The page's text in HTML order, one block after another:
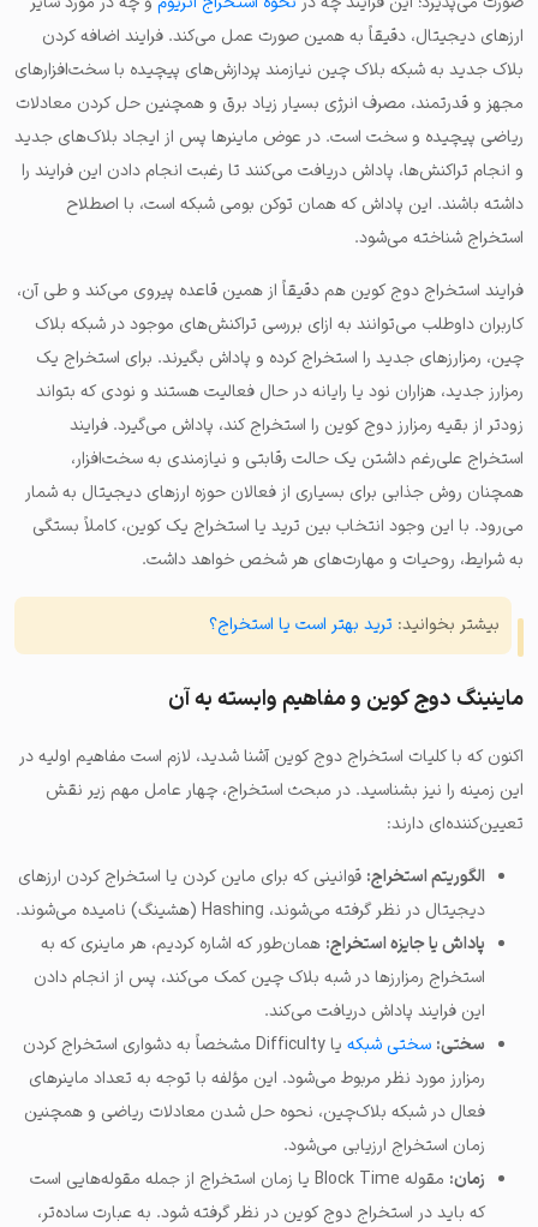
ارزهای دیجیتال، دقیقاً به همین صورت عمل می‌کند. فرایند اضافه کردن
بلاک جدید به شبکه بلاک چین نیازمند پردازش‌های پیچیده با سخت‌افزارهای
مجهز و قدرتمند، مصرف انرژی بسیار زیاد برق و همچنین حل کردن معادلات
ریاضی پیچیده و سخت است. در عوض ماینرها پس از ایجاد بلاک‌های جدید
و انجام تراکنش‌ها، پاداش دریافت می‌کنند تا رغبت انجام دادن این فرایند را
داشته باشند. این پاداش که همان توکن بومی شبکه است، با اصطلاح
استخراج شناخته می‌شود.
فرایند استخراج دوج کوین هم دقیقاً از همین قاعده پیروی می‌کند و طی آن،
کاربران داوطلب می‌توانند به ازای بررسی تراکنش‌های موجود در شبکه بلاک
چین، رمزارزهای جدید را استخراج کرده و پاداش بگیرند. برای استخراج یک
رمزارز جدید، هزاران نود یا رایانه در حال فعالیت هستند و نودی که بتواند
زودتر از بقیه رمزارز دوج کوین را استخراج کند، پاداش می‌گیرد. فرایند
استخراج علی‌رغم داشتن یک حالت رقابتی و نیازمندی به سخت‌افزار،
همچنان روش جذابی برای بسیاری از فعالان حوزه ارزهای دیجیتال به شمار
می‌رود. با این وجود انتخاب بین ترید یا استخراج یک کوین، کاملاً بستگی
به شرایط، روحیات و مهارت‌های هر شخص خواهد داشت.
بیشتر بخوانید: ترید بهتر است یا استخراج؟
ماینینگ دوج کوین و مفاهیم وابسته به آن
اکنون که با کلیات استخراج دوج کوین آشنا شدید، لازم است مفاهیم اولیه در
این زمینه را نیز بشناسید. در مبحث استخراج، چهار عامل مهم زیر نقش
تعیین‌کننده‌ای دارند:
الگوریتم استخراج: قوانینی که برای ماین کردن یا استخراج کردن ارزهای
دیجیتال در نظر گرفته می‌شوند، Hashing (هشینگ) نامیده می‌شوند.
پاداش یا جایزه استخراج: همان‌طور که اشاره کردیم، هر ماینری که به
استخراج رمزارزها در شبه بلاک چین کمک می‌کند، پس از انجام دادن
این فرایند پاداش دریافت می‌کند.
سختی: سختی شبکه
یا Difficulty مشخصاً به دشواری استخراج کردن
رمزارز مورد نظر مربوط می‌شود. این مؤلفه با توجه به تعداد ماینرهای
فعال در شبکه بلاک‌چین، نحوه حل شدن معادلات ریاضی و همچنین
زمان استخراج ارزیابی می‌شود.
زمان:
مقوله Block Time یا زمان استخراج از جمله مقوله‌هایی است
که باید در استخراج دوج کوین در نظر گرفته شود. به عبارت ساده‌‎تر،